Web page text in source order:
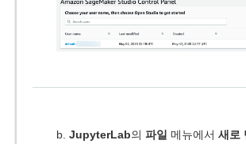
b. JupyterLab의 파일 메뉴에서 새로